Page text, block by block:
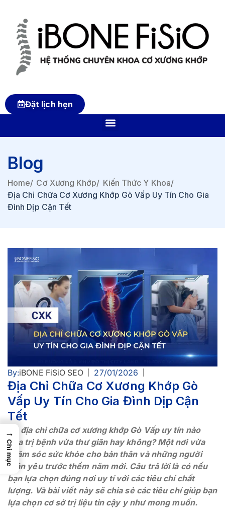
Đặt lịch hẹn
Blog
Home/ Cơ Xương Khớp/ Kiến Thức Y Khoa/
Địa Chỉ Chữa Cơ Xương Khớp Gò Vấp Uy Tín Cho Gia
Đình Dịp Cận Tết
By:iBONE FiSiO SEO 27/01/2026
Địa Chỉ Chữa Cơ Xương Khớp Gò
Vấp Uy Tín Cho Gia Đình Dịp Cận
Tết
Có địa chỉ chữa cơ xương khớp Gò Vấp uy tín nào
vừa trị bệnh vừa thư giãn hay không? Một nơi vừa
chăm sóc sức khỏe cho bản thân và những người
thân yêu trước thềm năm mới. Câu trả lời là có nếu
bạn lựa chọn đúng nơi uy tí với các tiêu chí chất
lượng. Và bài viết này sẽ chia sẻ các tiêu chí giúp bạn
lựa chọn cơ sở trị liệu tin cậy y như mong muốn.
→
Chỉ mục